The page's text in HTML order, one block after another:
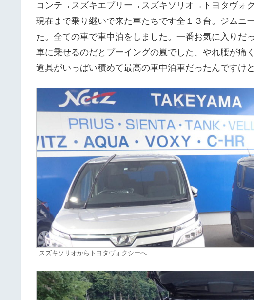
コンテ→スズキエブリー→スズキソリオ→トヨタヴォ
現在まで乗り継いで来た車たちです全１３台。ジムニ
た。全ての車で車中泊をしました。一番お気に入りだ
車に乗せるのだとブーイングの嵐でした、やれ腰が痛
道具がいっぱい積めて最高の車中泊車だったんです
スズキソリオからトヨタヴォクシーへ